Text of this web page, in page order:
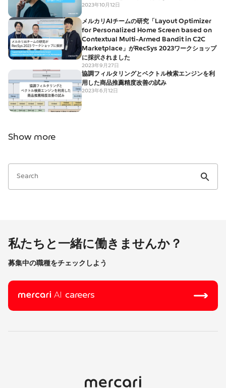
2023年10月12日
メルカリAIチームの研究「Layout Optimizer
for Personalized Home Screen based on
Contextual Multi-Armed Bandit in C2C
Marketplace」がRecSys 2023ワークショップ
に採択されました
2023年9月27日
協調フィルタリングとベクトル検索エンジンを利
用した商品推薦精度改善の試み
2023年6月12日
Show more
私たちと一緒に働きませんか？
募集中の職種をチェックしよう
careers